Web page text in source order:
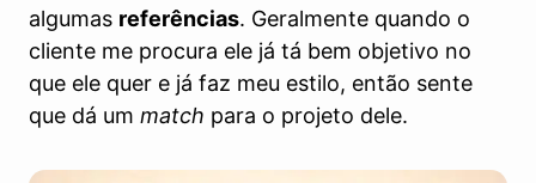
algumas referências. Geralmente quando o
cliente me procura ele já tá bem objetivo no
que ele quer e já faz meu estilo, então sente
que dá um match para o projeto dele.